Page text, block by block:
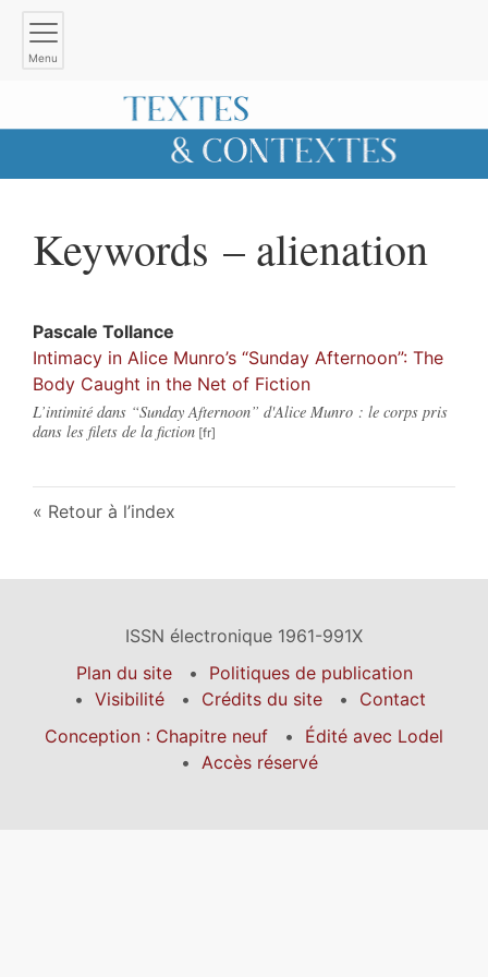
Menu
Keywords – alienation
Pascale Tollance
Intimacy in Alice Munro’s “Sunday Afternoon”: The
Body Caught in the Net of Fiction
L’intimité dans “Sunday Afternoon” d'Alice Munro : le corps pris
dans les filets de la fiction
Retour à l’index
ISSN électronique 1961-991X
Plan du site
Politiques de publication
Visibilité
Crédits du site
Contact
Conception : Chapitre neuf
Édité avec Lodel
Accès réservé